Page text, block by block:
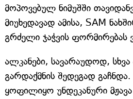
მოპოვებულ ნიმუშში
მიუხედავად ამისა, SAM
გრძელი ჯაჭვის ფორმირებას
ალკანები, სავარაუდოდ,
გარდაქმნის შედეგად გაჩნდა.
ყოფილიყო უნდეკანური მჟავა